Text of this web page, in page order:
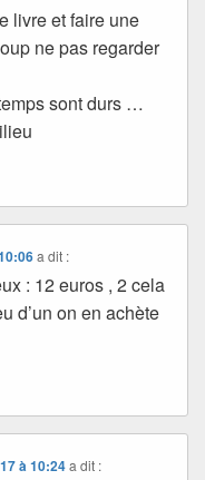
livre et faire une
ne pas regarder
sont durs …
a dit :
: 12 euros , 2 cela
d’un on en achète
à 10:24 a dit :